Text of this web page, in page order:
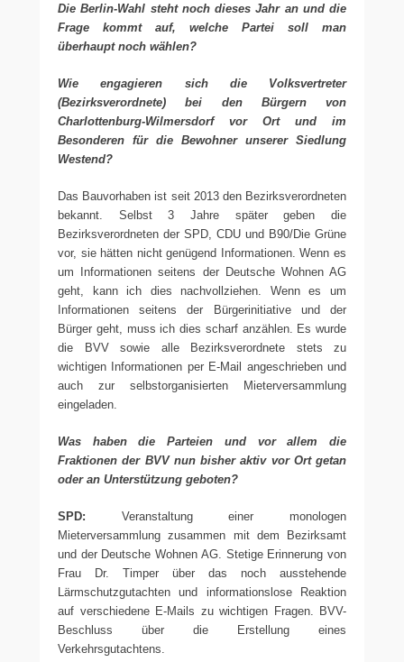
Die Berlin-Wahl steht noch dieses Jahr an und die
Frage kommt auf, welche Partei soll man
überhaupt noch wählen?
Wie engagieren sich die Volksvertreter
(Bezirksverordnete) bei den Bürgern von
Charlottenburg-Wilmersdorf vor Ort und im
Besonderen für die Bewohner unserer Siedlung
Westend?
Das Bauvorhaben ist seit 2013 den Bezirksverordneten
bekannt. Selbst 3 Jahre später geben die
Bezirksverordneten der SPD, CDU und B90/Die Grüne
vor, sie hätten nicht genügend Informationen. Wenn es
um Informationen seitens der Deutsche Wohnen AG
geht, kann ich dies nachvollziehen. Wenn es um
Informationen seitens der Bürgerinitiative und der
Bürger geht, muss ich dies scharf anzählen. Es wurde
die BVV sowie alle Bezirksverordnete stets zu
wichtigen Informationen per E-Mail angeschrieben und
auch zur selbstorganisierten Mieterversammlung
eingeladen.
Was haben die Parteien und vor allem die
Fraktionen der BVV nun bisher aktiv vor Ort getan
oder an Unterstützung geboten?
SPD: Veranstaltung einer monologen
Mieterversammlung zusammen mit dem Bezirksamt
und der Deutsche Wohnen AG. Stetige Erinnerung von
Frau Dr. Timper über das noch ausstehende
Lärmschutzgutachten und informationslose Reaktion
auf verschiedene E-Mails zu wichtigen Fragen. BVV-
Beschluss über die Erstellung eines
Verkehrsgutachtens.